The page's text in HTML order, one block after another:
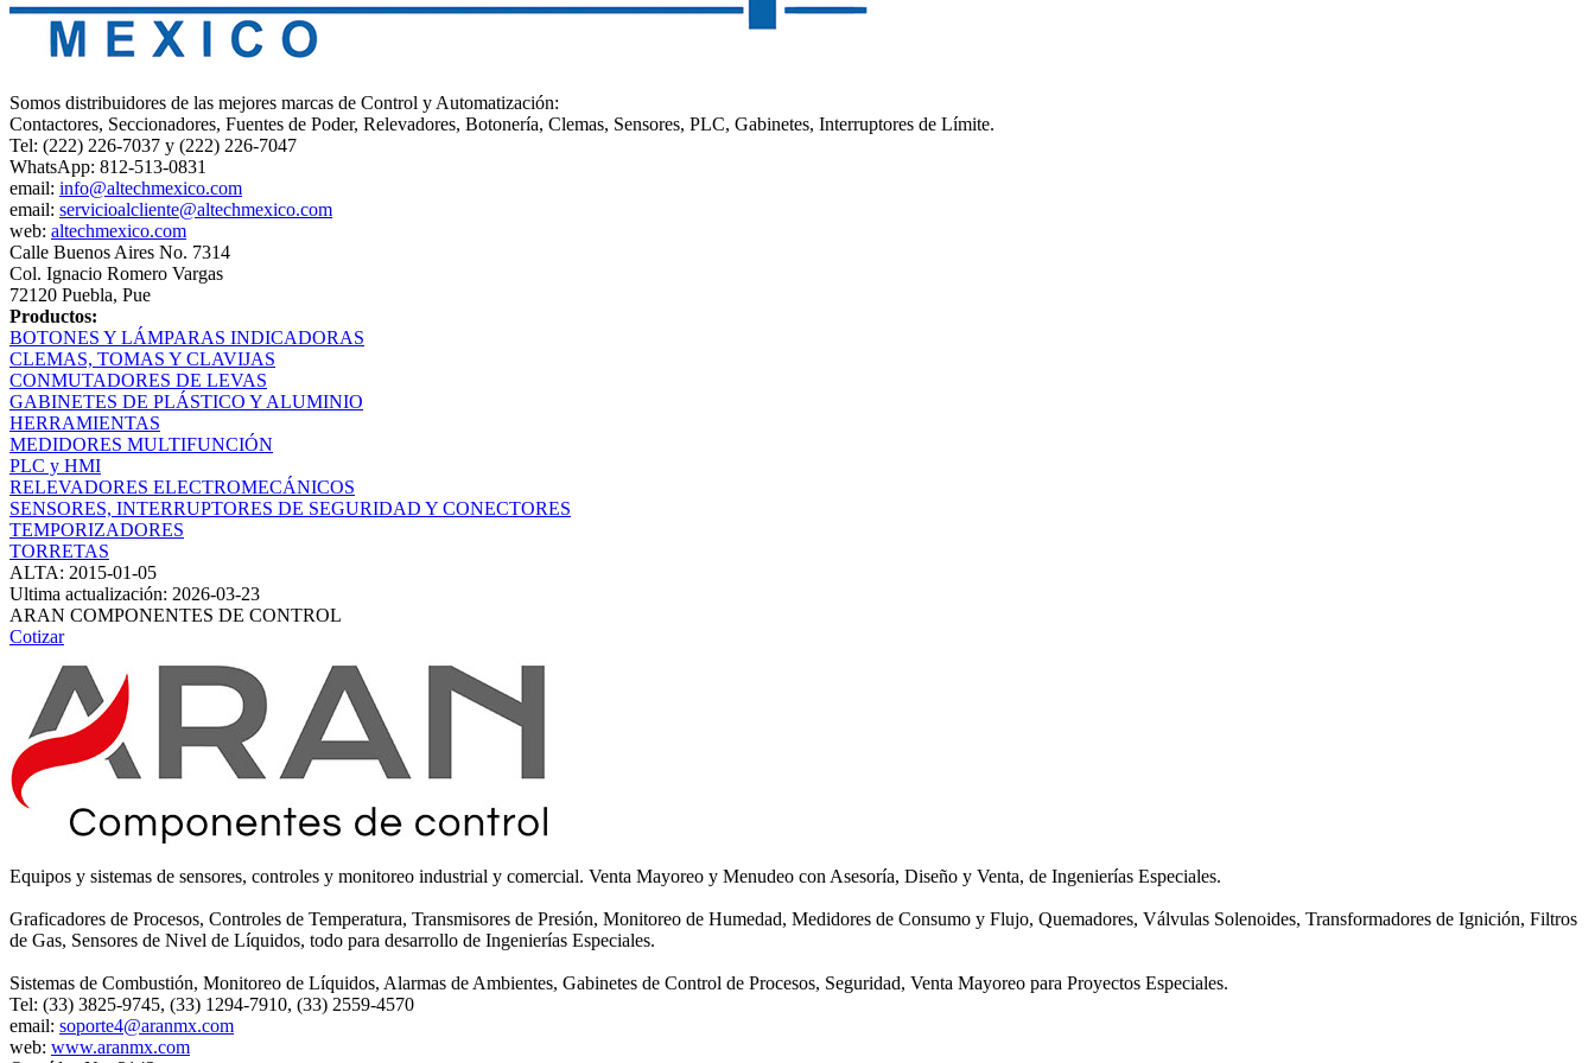
Somos distribuidores de las mejores marcas de Control y Automatización:
Contactores, Seccionadores, Fuentes de Poder, Relevadores, Botonería, Clemas, Sensores, PLC, Gabinetes, Interruptores de Límite.
Tel: (222) 226-7037 y (222) 226-7047
WhatsApp: 812-513-0831
email: info@altechmexico.com
email: servicioalcliente@altechmexico.com
web: altechmexico.com
Calle Buenos Aires No. 7314
Col. Ignacio Romero Vargas
72120 Puebla, Pue
Productos:
BOTONES Y LÁMPARAS INDICADORAS
CLEMAS, TOMAS Y CLAVIJAS
CONMUTADORES DE LEVAS
GABINETES DE PLÁSTICO Y ALUMINIO
HERRAMIENTAS
MEDIDORES MULTIFUNCIÓN
PLC y HMI
RELEVADORES ELECTROMECÁNICOS
SENSORES, INTERRUPTORES DE SEGURIDAD Y CONECTORES
TEMPORIZADORES
TORRETAS
ALTA: 2015-01-05
Ultima actualización: 2026-03-23
ARAN COMPONENTES DE CONTROL
Cotizar
Equipos y sistemas de sensores, controles y monitoreo industrial y comercial. Venta Mayoreo y Menudeo con Asesoría, Diseño y Venta, de Ingenierías Especiales.
Graficadores de Procesos, Controles de Temperatura, Transmisores de Presión, Monitoreo de Humedad, Medidores de Consumo y Flujo, Quemadores, Válvulas Solenoides, Transformadores de Ignición, Filtros
de Gas, Sensores de Nivel de Líquidos, todo para desarrollo de Ingenierías Especiales.
Sistemas de Combustión, Monitoreo de Líquidos, Alarmas de Ambientes, Gabinetes de Control de Procesos, Seguridad, Venta Mayoreo para Proyectos Especiales.
Tel: (33) 3825-9745, (33) 1294-7910, (33) 2559-4570
email: soporte4@aranmx.com
web: www.aranmx.com